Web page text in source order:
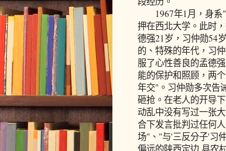
1967年1月，身系"
押在西北大学。此时
德强21岁，习仲勋54
的、特殊的年代，习
服了心性善良的孟德
能的保护和照顾，两
年交"。习仲勋多次告
砸抢。在老人的开导
动乱中没有写过一张
合下发言批判过任何
场"、"与'三反分子'习
偏远的陕西定边 县农